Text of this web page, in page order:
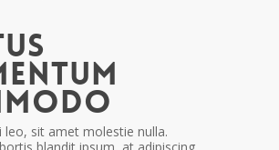
leo, sit amet molestie nulla.